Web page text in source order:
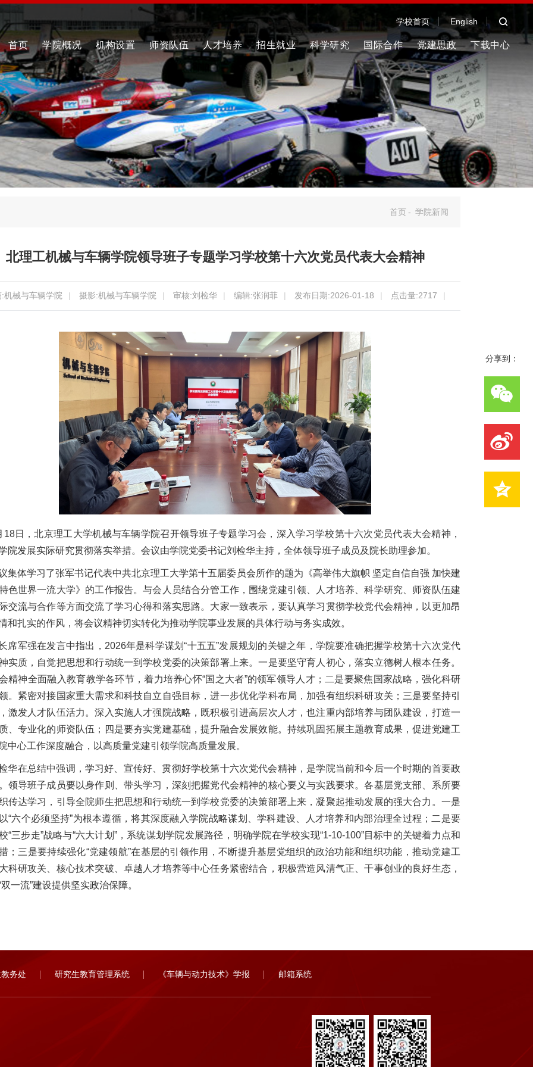
学校首页 English
首页 学院概况 机构设置 师资队伍 人才培养 招生就业 科学研究 国际合作 党建思政 下载中心
首页- 学院新闻
北理工机械与车辆学院领导班子专题学习学校第十六次党员代表大会精神
机械与车辆学院 | 摄影:机械与车辆学院 | 审核:刘检华 | 编辑:张润菲 | 发布日期:2026-01-18 | 点击量:2717 |
18日，北京理工大学机械与车辆学院召开领导班子专题学习会，深入学习学校第十六次党员代表大会精神，
院发展实际研究贯彻落实举措。会议由学院党委书记刘检华主持，全体领导班子成员及院长助理参加。
集体学习了张军书记代表中共北京理工大学第十五届委员会所作的题为《高举伟大旗帜 坚定自信自强 加快建
色世界一流大学》的工作报告。与会人员结合分管工作，围绕党建引领、人才培养、科学研究、师资队伍建
交流与合作等方面交流了学习心得和落实思路。大家一致表示，要认真学习贯彻学校党代会精神，以更加昂
和扎实的作风，将会议精神切实转化为推动学院事业发展的具体行动与务实成效。
席军强在发言中指出，2026年是科学谋划“十五五”发展规划的关键之年，学院要准确把握学校第十六次党代
实质，自觉把思想和行动统一到学校党委的决策部署上来。一是要坚守育人初心，落实立德树人根本任务。
精神全面融入教育教学各环节，着力培养心怀“国之大者”的领军领导人才；二是要聚焦国家战略，强化科研
。紧密对接国家重大需求和科技自立自强目标，进一步优化学科布局，加强有组织科研攻关；三是要坚持引
激发人才队伍活力。深入实施人才强院战略，既积极引进高层次人才，也注重内部培养与团队建设，打造一
、专业化的师资队伍；四是要夯实党建基础，提升融合发展效能。持续巩固拓展主题教育成果，促进党建工
中心工作深度融合，以高质量党建引领学院高质量发展。
华在总结中强调，学习好、宣传好、贯彻好学校第十六次党代会精神，是学院当前和今后一个时期的首要政
领导班子成员要以身作则、带头学习，深刻把握党代会精神的核心要义与实践要求。各基层党支部、系所要
传达学习，引导全院师生把思想和行动统一到学校党委的决策部署上来，凝聚起推动发展的强大合力。一是
“六个必须坚持”为根本遵循，将其深度融入学院战略谋划、学科建设、人才培养和内部治理全过程；二是要
“三步走”战略与“六大计划”，系统谋划学院发展路径，明确学院在学校实现“1-10-100”目标中的关键着力点和
；三是要持续强化“党建领航”在基层的引领作用，不断提升基层党组织的政治功能和组织功能，推动党建工
科研攻关、核心技术突破、卓越人才培养等中心任务紧密结合，积极营造风清气正、干事创业的良好生态，
一流”建设提供坚实政治保障。
分享到：
务处 研究生教育管理系统 《车辆与动力技术》学报 邮箱系统